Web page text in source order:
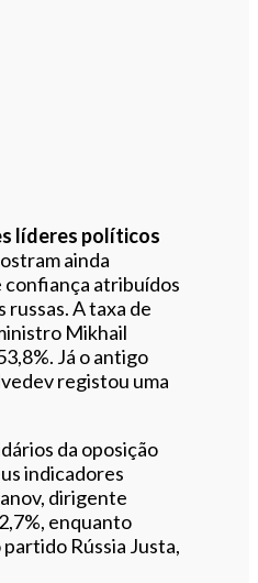
líderes políticos
ainda
confiança atribuídos
A taxa de
Mikhail
Já o antigo
registou uma
da oposição
indicadores
dirigente
enquanto
Rússia Justa,